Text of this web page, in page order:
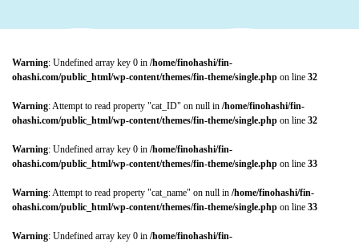
Warning: Undefined array key 0 in /home/finohashi/fin-
ohashi.com/public_html/wp-content/themes/fin-theme/single.php on line 32
Warning: Attempt to read property "cat_ID" on null in /home/finohashi/fin-
ohashi.com/public_html/wp-content/themes/fin-theme/single.php on line 32
Warning: Undefined array key 0 in /home/finohashi/fin-
ohashi.com/public_html/wp-content/themes/fin-theme/single.php on line 33
Warning: Attempt to read property "cat_name" on null in /home/finohashi/fin-
ohashi.com/public_html/wp-content/themes/fin-theme/single.php on line 33
Warning: Undefined array key 0 in /home/finohashi/fin-